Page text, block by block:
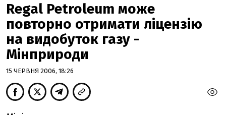
Regal Petroleum може
повторно отримати ліцензію
на видобуток газу -
Мінприроди
15 ЧЕРВНЯ 2006, 18:26